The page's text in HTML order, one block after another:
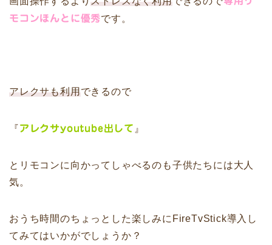
モコンほんとに優秀です。
アレクサも利用できるので
『アレクサyoutube出して 』
とリモコンに向かってしゃべるのも子供たちには大人
気。
おうち時間のちょっとした楽しみにFireTvStick導入し
てみてはいかがでしょうか？